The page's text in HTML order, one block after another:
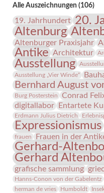
Alle Auszeichnungen (106)
19. Jahrhundert 20.
Altenburg
Altenburger Praxisjahr
Antike Architektur
Ausstellung
Ausstellung „Vier Winde“
Bernhard August
Burg Posterstein Conrad
digitallabor Entartete
Erdmann Julius Dietrich
Expressionismus
frauen Frauen in der
Gerhard-
Gerhard
grafische sammlung
Hanns-Conon von der Gabelentz
herman de vries Humboldt